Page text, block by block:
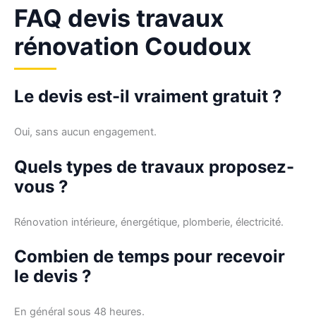
FAQ devis travaux
rénovation Coudoux
Le devis est-il vraiment gratuit ?
Oui, sans aucun engagement.
Quels types de travaux proposez-
vous ?
Rénovation intérieure, énergétique, plomberie, électricité.
Combien de temps pour recevoir
le devis ?
En général sous 48 heures.